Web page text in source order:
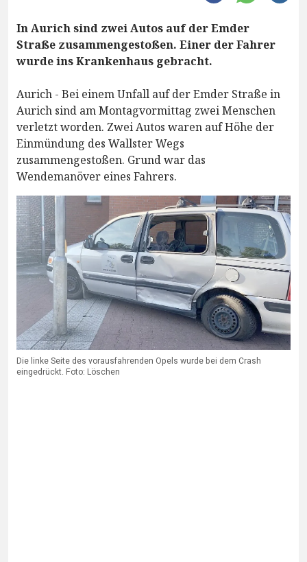
In Aurich sind zwei Autos auf der Emder
Straße zusammengestoßen. Einer der Fahrer
wurde ins Krankenhaus gebracht.
Aurich - Bei einem Unfall auf der Emder Straße in
Aurich sind am Montagvormittag zwei Menschen
verletzt worden. Zwei Autos waren auf Höhe der
Einmündung des Wallster Wegs
zusammengestoßen. Grund war das
Wendemanöver eines Fahrers.
Die linke Seite des vorausfahrenden Opels wurde bei dem Crash
eingedrückt. Foto: Löschen